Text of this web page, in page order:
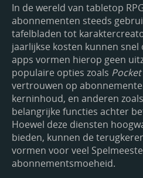
In de wereld van tabletop
abonnementen steeds
tafelbladen tot
jaarlijkse kosten kunnen
apps vormen hierop geen
populaire opties zoals
vertrouwen op
kerninhoud, en anderen zoals
belangrijke functies achter
Hoewel deze diensten
bieden, kunnen de
vormen voor veel
abonnementsmoeheid.